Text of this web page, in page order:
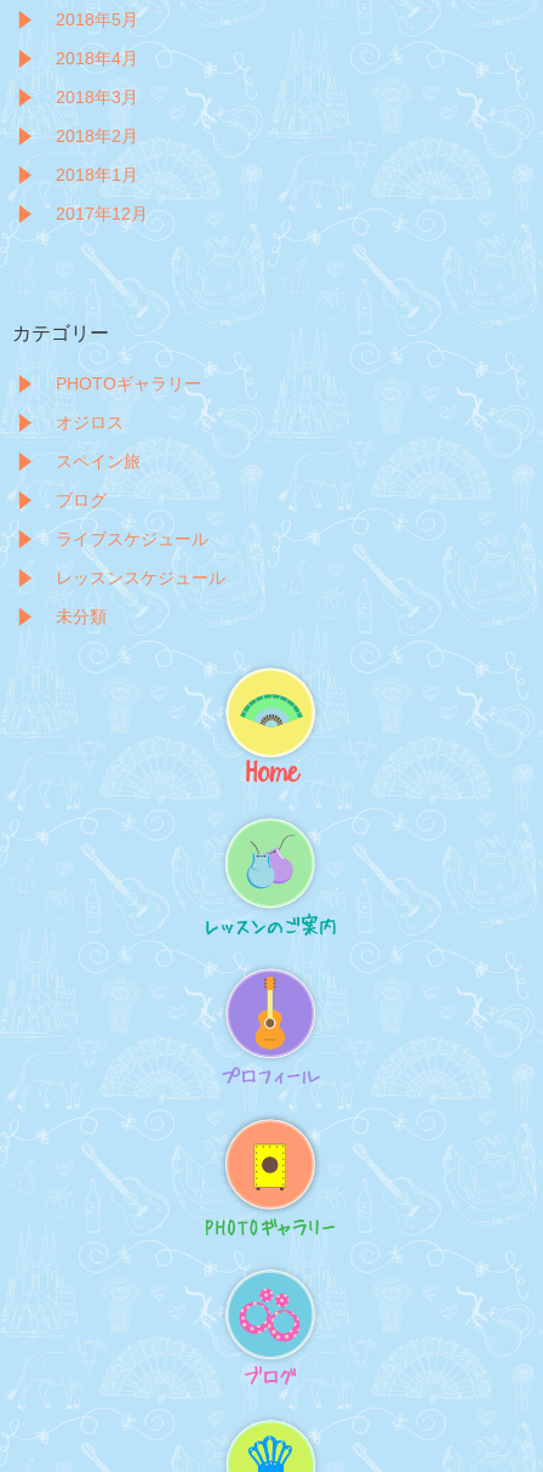
2018年5月
2018年4月
2018年3月
2018年2月
2018年1月
2017年12月
カテゴリー
PHOTOギャラリー
オジロス
スペイン旅
ブログ
ライブスケジュール
レッスンスケジュール
未分類